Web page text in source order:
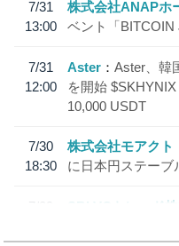
7/31
13:00
株式会社ANAPホ
ベント「BITCOIN
7/31
12:00
Aster
Aster、韓
を開始
10,000 USDT
7/30
18:30
株式会社モアクト
に日本円ステーブ
7/29
SBI VCトレード